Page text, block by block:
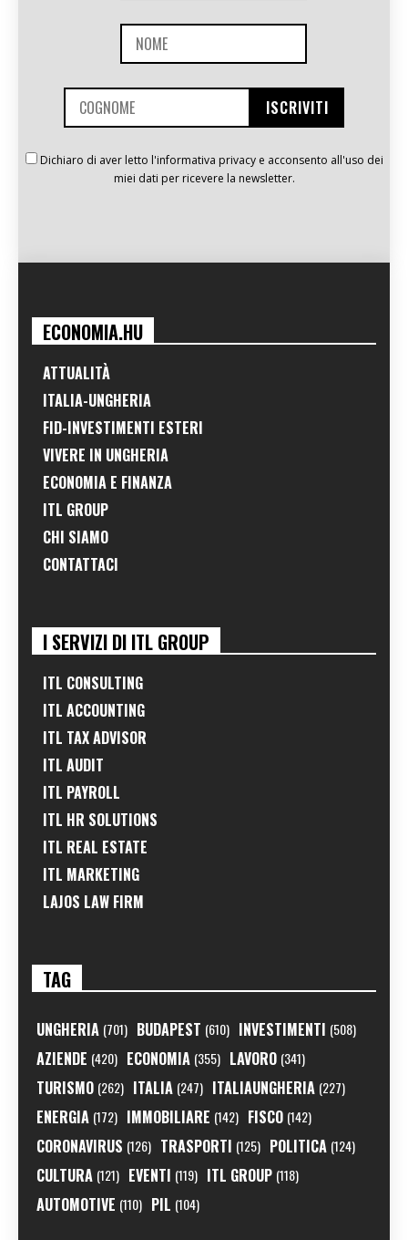
Dichiaro di aver letto l'informativa privacy e acconsento all'uso dei
miei dati per ricevere la newsletter.
ECONOMIA.HU
ATTUALITÀ
ITALIA-UNGHERIA
FID-INVESTIMENTI ESTERI
VIVERE IN UNGHERIA
ECONOMIA E FINANZA
ITL GROUP
CHI SIAMO
CONTATTACI
I SERVIZI DI ITL GROUP
ITL CONSULTING
ITL ACCOUNTING
ITL TAX ADVISOR
ITL AUDIT
ITL PAYROLL
ITL HR SOLUTIONS
ITL REAL ESTATE
ITL MARKETING
LAJOS LAW FIRM
TAG
UNGHERIA (701) BUDAPEST (610) INVESTIMENTI (508)
AZIENDE (420) ECONOMIA (355) LAVORO (341)
TURISMO (262) ITALIA (247) ITALIAUNGHERIA (227)
ENERGIA (172) IMMOBILIARE (142) FISCO (142)
CORONAVIRUS (126) TRASPORTI (125) POLITICA (124)
CULTURA (121) EVENTI (119) ITL GROUP (118)
AUTOMOTIVE (110) PIL (104)